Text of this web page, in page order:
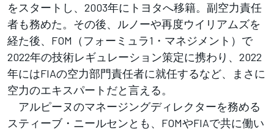
をスタートし、2003年にトヨタへ移籍。副空力責任
者も務めた。その後、ルノーや再度ウイリアムズを
経た後、FOM（フォーミュラ1・マネジメント）で
2022年の技術レギュレーション策定に携わり、2022
年にはFIAの空力部門責任者に就任するなど、まさに
空力のエキスパートだと言える。
アルピーヌのマネージングディレクターを務める
スティーブ・ニールセンとも、FOMやFIAで共に働い